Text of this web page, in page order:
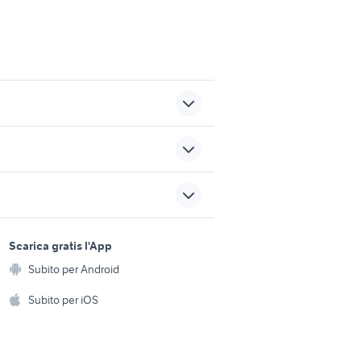
gatto nano
e
Scarica gratis l'App
Subito per Android
Subito per iOS